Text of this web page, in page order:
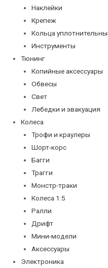
Наклейки
Крепеж
Кольца
Инструменты
Тюнинг
Копийные аксессуары
Обвесы
Свет
Лебедки и эвакуация
Колеса
Трофи и краулеры
Шорт-корс
Багги
Трагги
Монстр-траки
Колеса 1:5
Ралли
Дрифт
Мини-модели
Аксессуары
Электроника